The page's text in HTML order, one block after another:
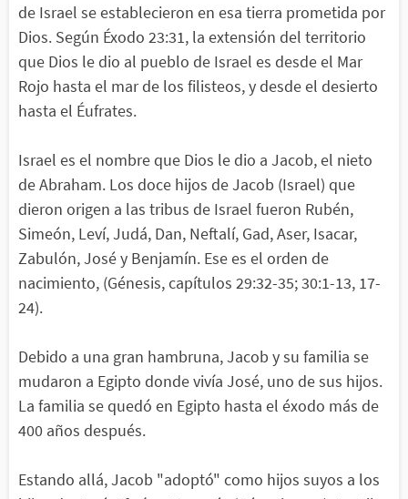
de Israel se establecieron en esa tierra prometida por
Dios. Según Éxodo 23:31, la extensión del territorio
que Dios le dio al pueblo de Israel es desde el Mar
Rojo hasta el mar de los filisteos, y desde el desierto
hasta el Éufrates.
Israel es el nombre que Dios le dio a Jacob, el nieto
de Abraham. Los doce hijos de Jacob (Israel) que
dieron origen a las tribus de Israel fueron Rubén,
Simeón, Leví, Judá, Dan, Neftalí, Gad, Aser, Isacar,
Zabulón, José y Benjamín. Ese es el orden de
nacimiento, (Génesis, capítulos 29:32-35; 30:1-13, 17-
24).
Debido a una gran hambruna, Jacob y su familia se
mudaron a Egipto donde vivía José, uno de sus hijos.
La familia se quedó en Egipto hasta el éxodo más de
400 años después.
Estando allá, Jacob "adoptó" como hijos suyos a los